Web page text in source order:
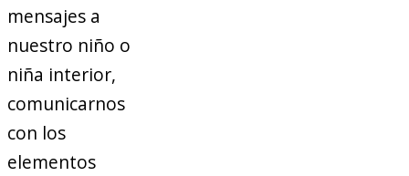
mensajes a
nuestro niño o
niña interior,
comunicarnos
con los
elementos